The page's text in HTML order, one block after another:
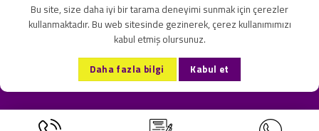
KVKK ve Gizlilik Sözleşmesi S.S.S. İletişim
Copyright 2026 ©Onlipr Teknoloji ve Ticaret A.Ş.
Bu site, size daha iyi bir tarama deneyimi sunmak için çerezler
kullanmaktadır. Bu web sitesinde gezinerek, çerez kullanımımızı
kabul etmiş olursunuz.
Daha fazla bilgi Kabul et